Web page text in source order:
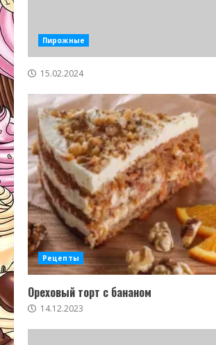
Пирожные
15.02.2024
Рецепты
Ореховый торт с бананом
14.12.2023